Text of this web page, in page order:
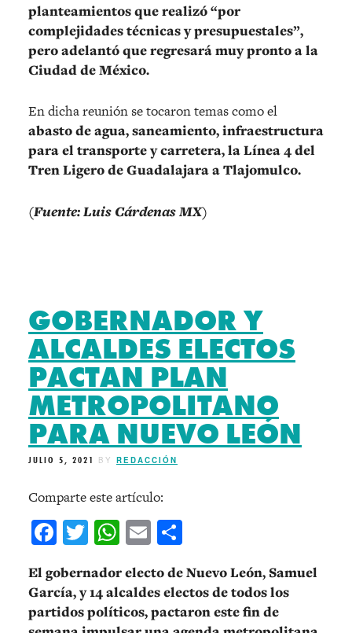
planteamientos que realizó “por
complejidades técnicas y presupuestales”,
pero adelantó que regresará muy pronto a la
Ciudad de México.
En dicha reunión se tocaron temas como el
abasto de agua, saneamiento, infraestructura
para el transporte y carretera, la Línea 4 del
Tren Ligero de Guadalajara a Tlajomulco.
(Fuente: Luis Cárdenas MX)
GOBERNADOR Y
ALCALDES ELECTOS
PACTAN PLAN
METROPOLITANO
PARA NUEVO LEÓN
JULIO 5, 2021 BY REDACCIÓN
Comparte este artículo:
Facebook
Twitter
WhatsApp
Email
El gobernador electo de Nuevo León, Samuel
García, y 14 alcaldes electos de todos los
partidos políticos, pactaron este fin de